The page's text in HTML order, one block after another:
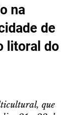
na
de
litoral do
que